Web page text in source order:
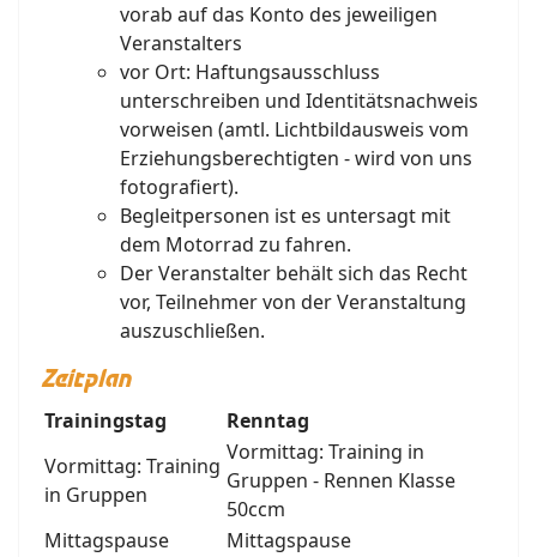
vorab auf das Konto des jeweiligen
Veranstalters
vor Ort: Haftungsausschluss
unterschreiben und Identitätsnachweis
vorweisen (amtl. Lichtbildausweis vom
Erziehungsberechtigten - wird von uns
fotografiert).
Begleitpersonen ist es untersagt mit
dem Motorrad zu fahren.
Der Veranstalter behält sich das Recht
vor, Teilnehmer von der Veranstaltung
auszuschließen.
Zeitplan
Trainingstag
Renntag
Vormittag: Training
in Gruppen
Vormittag: Training in
Gruppen - Rennen Klasse
50ccm
Mittagspause
Mittagspause